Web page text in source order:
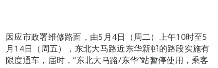
因应市政署维修路面，由5月4日（周二）上午10时至5
月14日（周五），东北大马路近东华新邨的路段实施有
限度通车，届时，“东北大马路/东华”站暂停使用，乘客